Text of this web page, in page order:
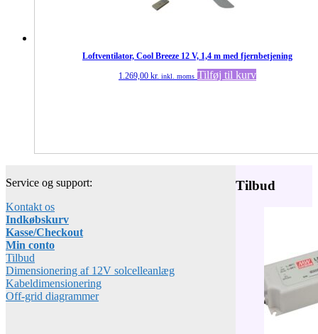
Loftventilator, Cool Breeze 12 V, 1,4 m med fjernbetjening
1.269,00 kr. inkl. moms Tilføj til kurv
Tilbud
Service og support:
Kontakt os
Indkøbskurv
Kasse/Checkout
Min conto
Tilbud
Dimensionering af 12V solcelleanlæg
Kabeldimensionering
Off-grid diagrammer